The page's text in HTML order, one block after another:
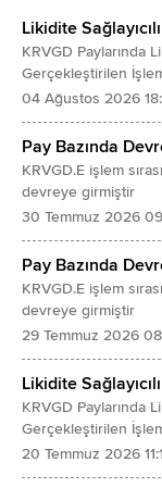
80 baz puan
2024 yılında
etkenler
1) Faaliyet
TL): Hasılatın
faaliyet
tutan Türkiye'de
yaklaşık %60
enflasyon
daha yüksek
2) Faiz
2024 yılında
faiz giderlerini
3) Türev
Likidite
KRVGD Paylarında
Gerçekleştirilen
04 Ağustos 2026
Pay Bazında
KRVGD.E işlem
devreye girmiştir
30 Temmuz 2026
Pay Bazında
KRVGD.E işlem
devreye girmiştir
29 Temmuz 2026
Likidite
KRVGD Paylarında
Gerçekleştirilen
20 Temmuz 2026